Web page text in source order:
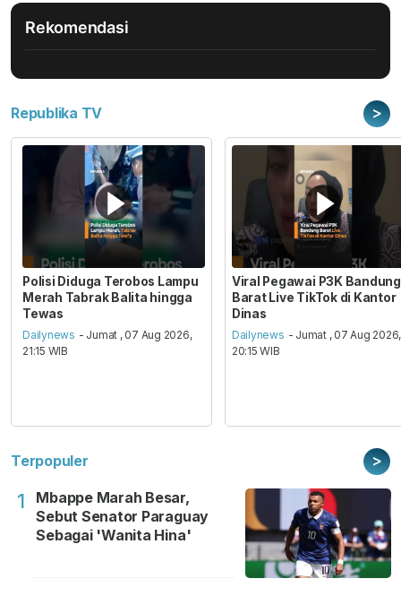
Rekomendasi
Republika TV >
Polisi Diduga Terobos Lampu
Merah Tabrak Balita hingga
Tewas
Dailynews - Jumat , 07 Aug 2026,
21:15 WIB
Viral Pegawai P3K Bandung
Barat Live TikTok di Kantor
Dinas
Dailynews - Jumat , 07 Aug 2026,
20:15 WIB
Terpopuler >
1
Mbappe Marah Besar,
Sebut Senator Paraguay
Sebagai 'Wanita Hina'